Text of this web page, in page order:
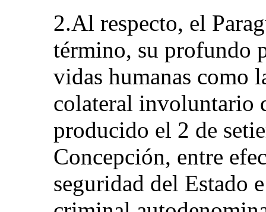
2.Al respecto, el
término, su profundo
vidas humanas como
colateral involuntario
producido el 2 de
Concepción, entre
seguridad del Estado